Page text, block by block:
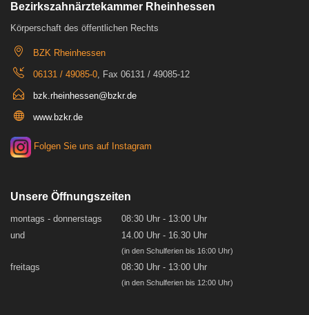
Bezirkszahnärztekammer Rheinhessen
Körperschaft des öffentlichen Rechts
BZK Rheinhessen
06131 / 49085-0 , Fax 06131 / 49085-12
bzk.rheinhessen@bzkr.de
www.bzkr.de
Folgen Sie uns auf Instagram
Unsere Öffnungszeiten
montags - donnerstags
08:30 Uhr - 13:00 Uhr
und
14.00 Uhr - 16.30 Uhr
(in den Schulferien bis 16:00 Uhr)
freitags 08:30 Uhr - 13:00 Uhr
(in den Schulferien bis 12:00 Uhr)